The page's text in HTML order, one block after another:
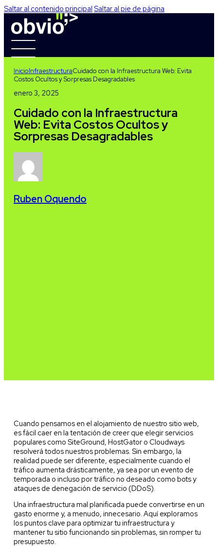
Saltar al contenido principal Saltar al pie de página
InicioInfraestructuraCuidado con la Infraestructura Web: Evita
Costos Ocultos y Sorpresas Desagradables
enero 3, 2025
Cuidado con la Infraestructura
Web: Evita Costos Ocultos y
Sorpresas Desagradables
Ruben Oquendo
Cuando pensamos en el alojamiento de nuestro sitio web,
es fácil caer en la tentación de creer que elegir servicios
populares como SiteGround, HostGator o Cloudways
resolverá todos nuestros problemas. Sin embargo, la
realidad puede ser diferente, especialmente cuando el
tráfico aumenta drásticamente, ya sea por un evento de
temporada o incluso por tráfico no deseado como bots y
ataques de denegación de servicio (DDoS).
Una infraestructura mal planificada puede convertirse en un
gasto enorme y, a menudo, innecesario. Aquí exploramos
los puntos clave para optimizar tu infraestructura y
mantener tu sitio funcionando sin problemas, sin romper tu
presupuesto.